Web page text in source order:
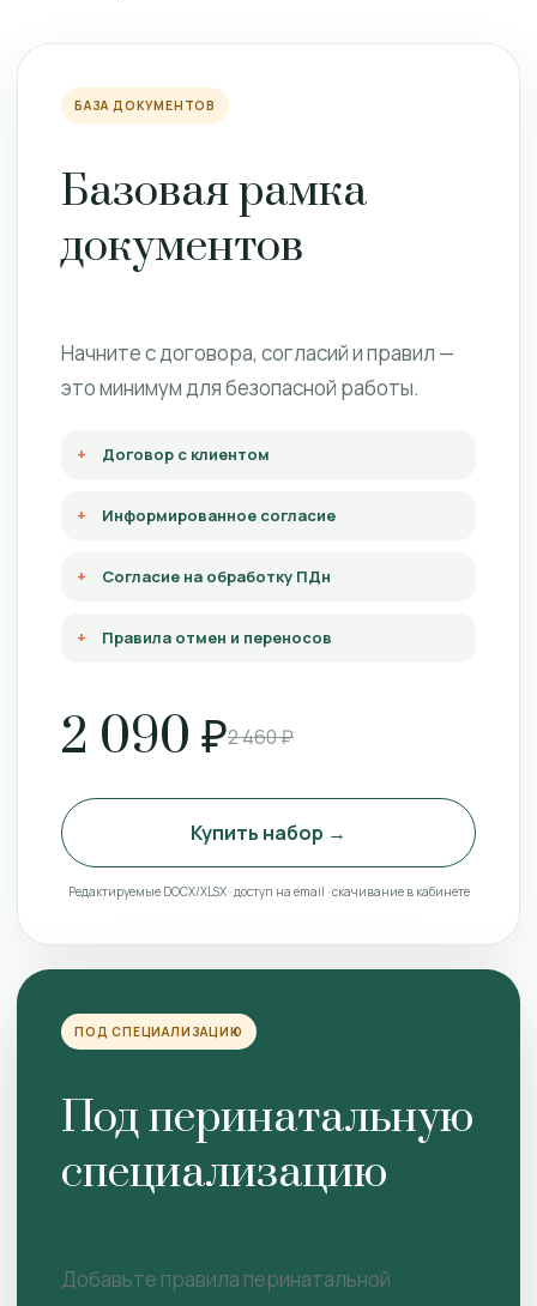
БАЗА ДОКУМЕНТОВ
Базовая рамка
документов
Начните с договора, согласий и правил —
это минимум для безопасной работы.
Договор с клиентом
Информированное согласие
Согласие на обработку ПДн
Правила отмен и переносов
2 090 ₽2 460 ₽
Купить набор →
Редактируемые DOCX/XLSX · доступ на email · скачивание в кабинете
ПОД СПЕЦИАЛИЗАЦИЮ
Под перинатальную
специализацию
Добавьте правила перинатальной